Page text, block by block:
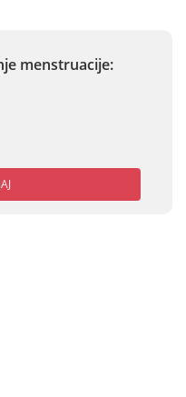
menstruacije: